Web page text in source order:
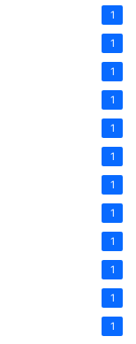
1
1
1
1
1
1
1
1
1
1
1
1